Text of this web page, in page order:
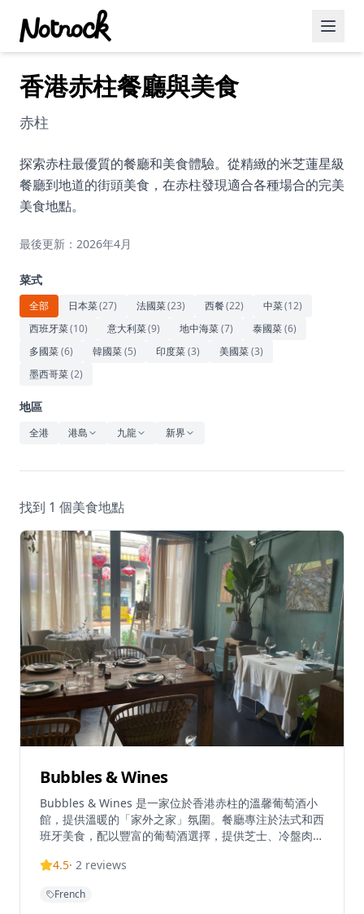
精選活動
博客文章
約會好去處
美食佳餚
運動
藝術文化
休閒
音樂
香港赤柱餐廳與美食
赤柱
探索赤柱最優質的餐廳和美食體驗。從精緻的米芝蓮星級
餐廳到地道的街頭美食，在赤柱發現適合各種場合的完美
美食地點。
最後更新：2026年4月
菜式
全部 日本菜(27) 法國菜(23) 西餐(22) 中菜(12)
西班牙菜(10) 意大利菜(9) 地中海菜(7) 泰國菜(6)
多國菜(6) 韓國菜(5) 印度菜(3) 美國菜(3)
墨西哥菜(2)
地區
全港 港島 九龍 新界
找到 1 個美食地點
Bubbles & Wines
Bubbles & Wines 是一家位於香港赤柱的溫馨葡萄酒小
館，提供溫暖的「家外之家」氛圍。餐廳專注於法式和西
班牙美食，配以豐富的葡萄酒選擇，提供芝士、冷盤肉類
Evan和Ocean擁有，提供熱情款待和專業的葡萄酒推
菇（HK$120）、慢煮八爪魚配意式青瓜麵、橄欖、番茄
4.5· 2 reviews
French